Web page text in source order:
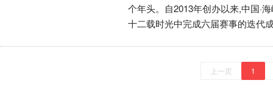
个年头。自2013年创办以来,中国·
十二载时光中完成六届赛事的迭代
上一页 1